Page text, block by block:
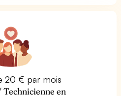
20 € par mois
Technicienne en